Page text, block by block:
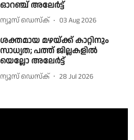
ഓറഞ്ച് അലേർട്ട്
ന്യൂസ് ഡെസ്ക് 03 Aug 2026
ശക്തമായ മഴയ്ക്ക് കാറ്റിനും
സാധ്യത; പത്ത് ജില്ലകളിൽ
യെല്ലോ അലേർട്ട്
ന്യൂസ് ഡെസ്ക് 28 Jul 2026